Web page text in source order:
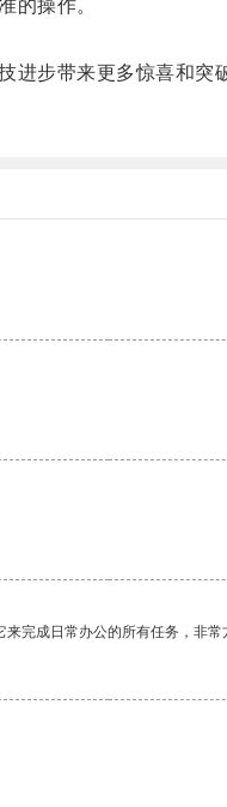
的操作。
步带来更多惊喜和突
完成日常办公的所有任务，非常